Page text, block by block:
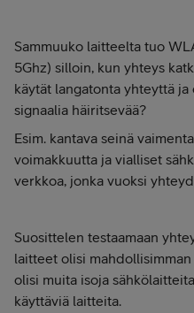
Sammuuko laitteelta tuo
5Ghz) silloin, kun yhteys
käytät langatonta yhteyttä
signaalia häiritsevää?
Esim. kantava seinä
voimakkuutta ja vialliset
verkkoa, jonka vuoksi
Suosittelen testaamaan
laitteet olisi
olisi muita isoja
käyttäviä laitteita.